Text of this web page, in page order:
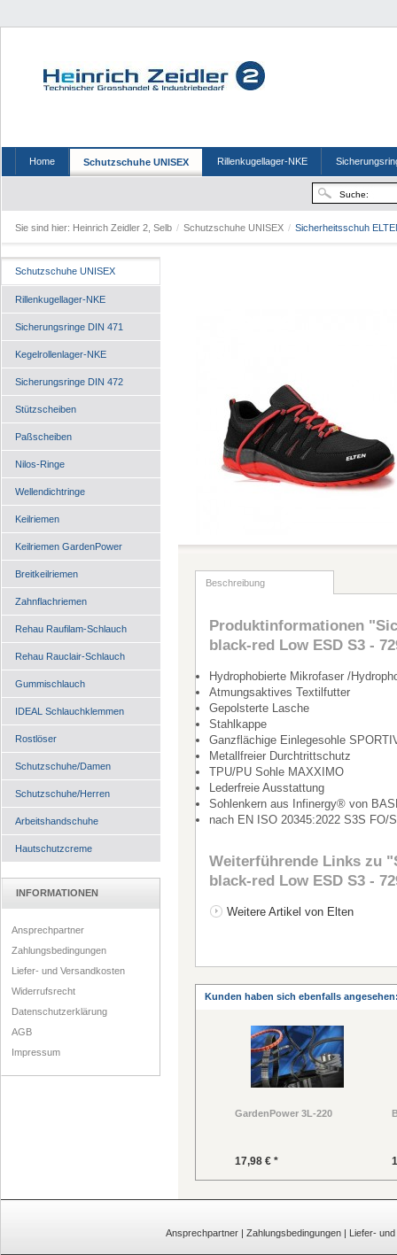
Home Schutzschuhe UNISEX Rillenkugellager-NKE
Sie sind hier: Heinrich Zeidler 2, Selb / Schutzschuhe UNISEX / Sicherheitsschuh
Schutzschuhe UNISEX
Rillenkugellager-NKE
Sicherungsringe DIN 471
Kegelrollenlager-NKE
Sicherungsringe DIN 472
Stützscheiben
Paßscheiben
Nilos-Ringe
Wellendichtringe
Keilriemen
Keilriemen GardenPower
Breitkeilriemen
Zahnflachriemen
Rehau Raufilam-Schlauch
Rehau Rauclair-Schlauch
Gummischlauch
IDEAL Schlauchklemmen
Rostlöser
Schutzschuhe/Damen
Schutzschuhe/Herren
Arbeitshandschuhe
Hautschutzcreme
INFORMATIONEN
Ansprechpartner
Zahlungsbedingungen
Liefer- und Versandkosten
Widerrufsrecht
Datenschutzerklärung
AGB
Impressum
Beschreibung
Produktinformationen
black-red Low ESD S3 -
Hydrophobierte Mikrofaser /
Atmungsaktives Textilfutter
Gepolsterte Lasche
Stahlkappe
Ganzflächige Einlegesohle
Metallfreier Durchtrittschutz
TPU/PU Sohle MAXXIMO
Lederfreie Ausstattung
Sohlenkern aus Infinergy® von
nach EN ISO 20345:2022 S3S FO/
Weiterführende Links zu
black-red Low ESD S3 -
Weitere Artikel von Elten
Kunden haben sich ebenfalls
GardenPower 3L-220
17,98 € *
Ansprechpartner | Zahlungsbedingungen | Liefer-